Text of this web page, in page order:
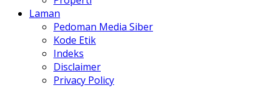
Laman
Pedoman Media Siber
Kode Etik
Indeks
Disclaimer
Privacy Policy